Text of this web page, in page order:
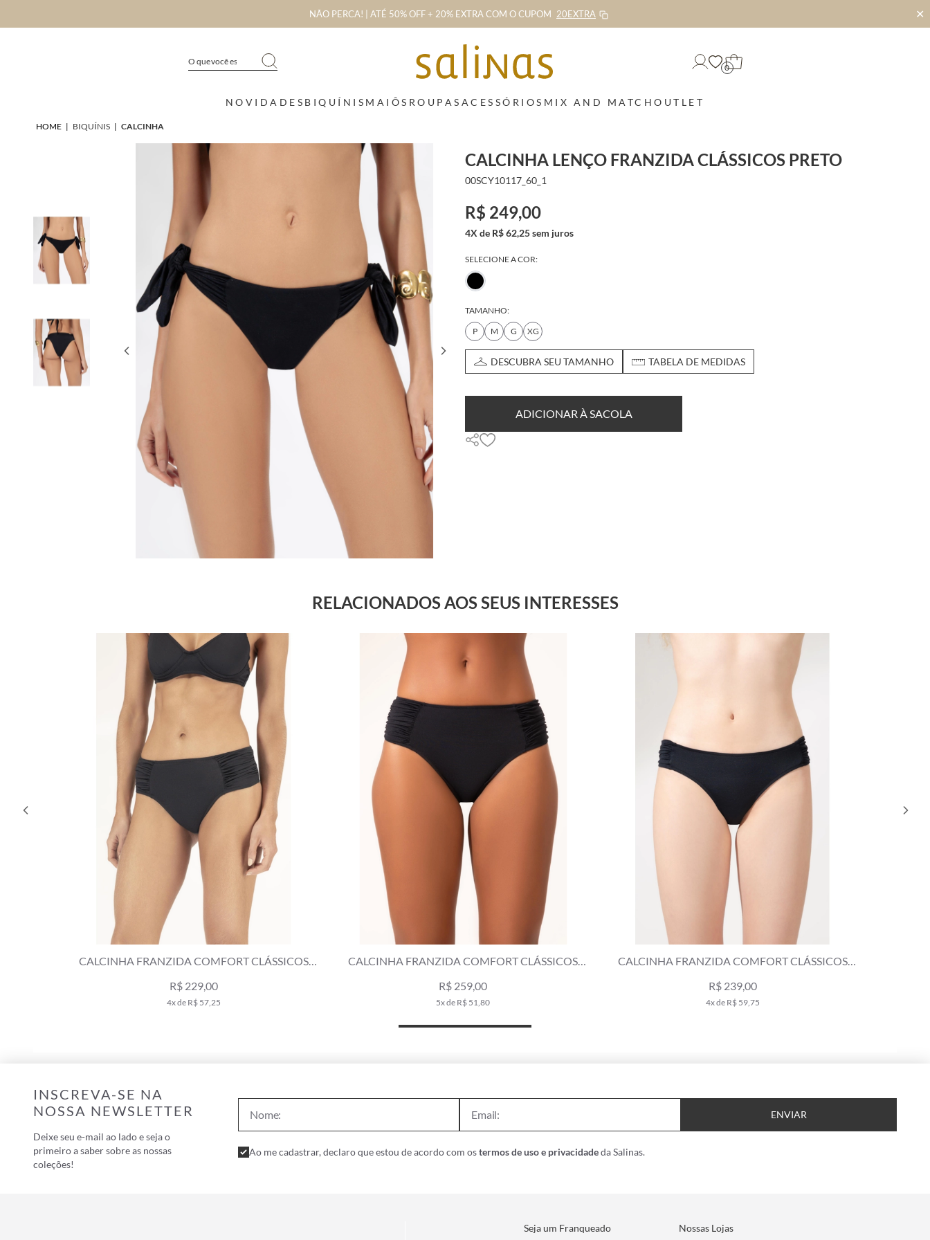
NÃO PERCA! | ATÉ 50% OFF + 20% EXTRA COM O CUPOM 20EXTRA ✕
0
NOVIDADES BIQUÍNIS MAIÔS ROUPAS ACESSÓRIOS MIX AND MATCHOUTLET
HOME | BIQUÍNIS | CALCINHA
CALCINHA LENÇO FRANZIDA CLÁSSICOS PRETO
00SCY10117_60_1
R$ 249,00
4X de R$ 62,25 sem juros
SELECIONE A COR:
TAMANHO:
P
M G XG
DESCUBRA SEU TAMANHO TABELA DE MEDIDAS
ADICIONAR À SACOLA
RELACIONADOS AOS SEUS INTERESSES
FRANZIDA COMFORT CLÁSSICOS
CALCINHA FRANZIDA COMFORT CLÁSSICOS
CALCINHA FRANZIDA COMFORT CLÁSSICOS
CALCINHA LENÇO FRANZIDA
INSCREVA-SE NA
NOSSA NEWSLETTER
Deixe seu e-mail ao lado e seja o
primeiro a saber sobre as nossas
coleções!
ENVIAR
Ao me cadastrar, declaro que estou de acordo com ostermos de uso e privacidadeda Salinas.
Seja um Franqueado Nossas Lojas